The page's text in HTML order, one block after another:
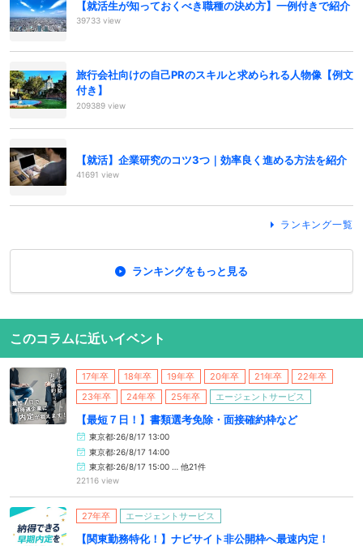
【就活生が知っておくべき職種の決め方】一例付きで紹介
39733 view
旅行会社向けの自己PRのスキルと求められる人物像【例文
付き】
209389 view
【就活】企業研究のコツ3つ｜効率良く進める方法を紹介
41691 view
ランキング一覧
ランキングをもっと見る
このコラムに近いイベント
17年卒 18年卒 19年卒 20年卒 21年卒
22年卒
23年卒
24年卒 25年卒 エージェントサービス
【最短７日！】書類選考免除・面接確約枠など
東京都:26/8/17 13:00
東京都:26/8/17 14:00
東京都:26/8/17 15:00 … 他21件
22116 view
27年卒 エージェントサービス
【関東勤務特化！】ナビサイト非公開枠へ最速内定！